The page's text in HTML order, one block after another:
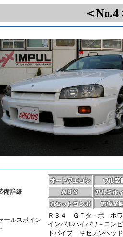
＜
備詳細
ールスポイン
ト
Ｒ３４ ＧＴタ－ボ ホワ
インパルハイパワ－コン
トパイプ キセノンヘッ